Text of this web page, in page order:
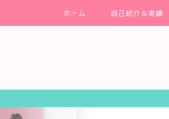
ホーム 自己紹介＆実績